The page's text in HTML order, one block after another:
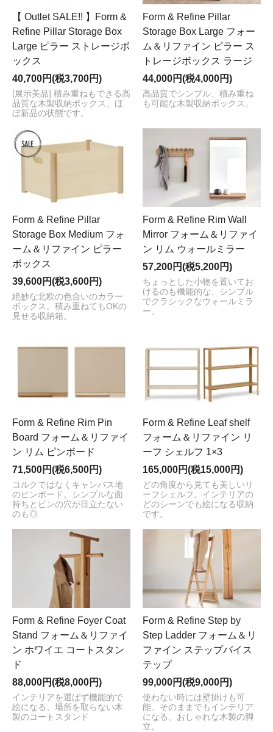
【 Outlet SALE!! 】Form &
Refine Pillar Storage Box
Large ピラー ストレージボ
ックス
40,700円(税3,700円)
[展示美品] 積み重ねもできる高
品質な木製収納ボックス、ほ
ぼ新品の状態です。
Form & Refine Pillar
Storage Box Large フォー
ム＆リファイン ピラー ス
トレージボックス ラージ
44,000円(税4,000円)
高品質でシンプル、積み重ね
も可能な木製収納ボックス。
Form & Refine Pillar
Storage Box Medium フォ
ーム＆リファイン ピラー
ボックス
39,600円(税3,600円)
絶妙な北欧の色合いのカラー
ボックス。積み重ねてもOKの
見せる収納箱。
Form & Refine Rim Wall
Mirror フォーム＆リファイ
ン リム ウォールミラー
57,200円(税5,200円)
ちょっとした小物を置いてお
けるのも機能的な、シンプル
でクラシックなウォールミラ
ー。
Form & Refine Rim Pin
Board フォーム＆リファイ
ン リム ピンボード
71,500円(税6,500円)
コルクではなくキャンバス地
のピンボード。シンプルな面
持ちとピンの穴が目立たない
のも◎
Form & Refine Leaf shelf
フォーム＆リファイン リ
ーフ シェルフ 1×3
165,000円(税15,000円)
どの角度から見ても美しいリ
ーフシェルフ。インテリアの
どのシーンでも絵になる収納
です。
Form & Refine Foyer Coat
Stand フォーム＆リファイ
ン ホワイエ コートスタン
ド
88,000円(税8,000円)
インテリアを選ばず機能的で
絵になる、場所を取らない木
製のコートスタンド
Form & Refine Step by
Step Ladder フォーム＆リ
ファイン ステップバイス
テップ
99,000円(税9,000円)
使わない時には壁掛けも可
能、そのままでもインテリア
になる、おしゃれな木製の脚
立。